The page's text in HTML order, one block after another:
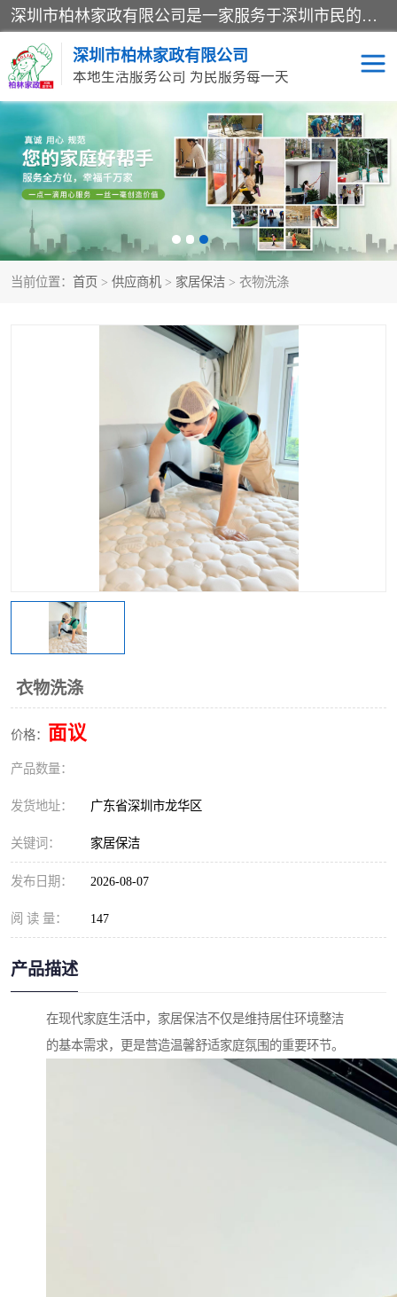
深圳市柏林家政有限公司是一家服务于深圳市民的专业家政公司。致力于为客户提供高质量、多维度的家庭服务，包括养老、母婴、月嫂育婴早教、康复理疗、家电清洗和保洁等方面的专业服务。
深圳市柏林家政有限公司
本地生活服务公司 为民服务每一天
当前位置： 首页 > 供应商机 > 家居保洁 > 衣物洗涤
衣物洗涤
价格： 面议
产品数量：
发货地址： 广东省深圳市龙华区
关键词： 家居保洁
发布日期： 2026-08-07
阅 读 量： 147
产品描述
在现代家庭生活中，家居保洁不仅是维持居住环境整洁
的基本需求，更是营造温馨舒适家庭氛围的重要环节。
家居保洁 护工月嫂
家庭保姆 家政服务